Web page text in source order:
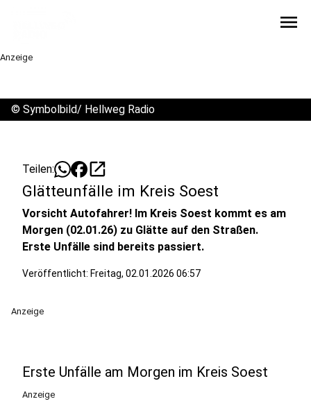
menu
Anzeige
© Symbolbild/ Hellweg Radio
Teilen: open_in_new
Glätteunfälle im Kreis Soest
Vorsicht Autofahrer! Im Kreis Soest kommt es am
Morgen (02.01.26) zu Glätte auf den Straßen.
Erste Unfälle sind bereits passiert.
Veröffentlicht: Freitag, 02.01.2026 06:57
Anzeige
Erste Unfälle am Morgen im Kreis Soest
Anzeige